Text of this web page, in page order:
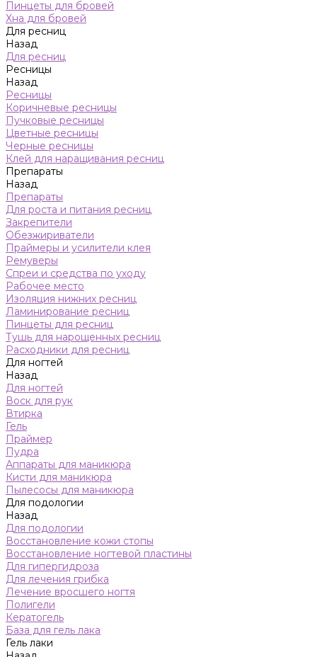
Пинцеты для бровей
Хна для бровей
Для ресниц
Назад
Для ресниц
Ресницы
Назад
Ресницы
Коричневые ресницы
Пучковые ресницы
Цветные ресницы
Черные ресницы
Клей для наращивания ресниц
Препараты
Назад
Препараты
Для роста и питания ресниц
Закрепители
Обезжириватели
Праймеры и усилители клея
Ремуверы
Спреи и средства по уходу
Рабочее место
Изоляция нижних ресниц
Ламинирование ресниц
Пинцеты для ресниц
Тушь для нарощенных ресниц
Расходники для ресниц
Для ногтей
Назад
Для ногтей
Воск для рук
Втирка
Гель
Праймер
Пудра
Аппараты для маникюра
Кисти для маникюра
Пылесосы для маникюра
Для подологии
Назад
Для подологии
Восстановление кожи стопы
Восстановление ногтевой пластины
Для гипергидроза
Для лечения грибка
Лечение вросшего ногтя
Полигели
Кератогель
База для гель лака
Гель лаки